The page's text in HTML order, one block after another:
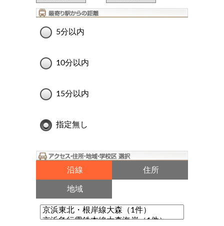
5分以内
10分以内
15分以内
指定無し
沿線 住所
地域